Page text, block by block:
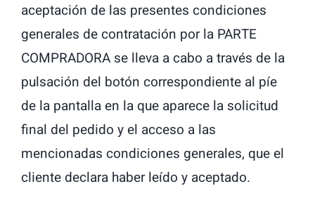
aceptación de las presentes condiciones
generales de contratación por la PARTE
COMPRADORA se lleva a cabo a través de la
pulsación del botón correspondiente al píe
de la pantalla en la que aparece la solicitud
final del pedido y el acceso a las
mencionadas condiciones generales, que el
cliente declara haber leído y aceptado.